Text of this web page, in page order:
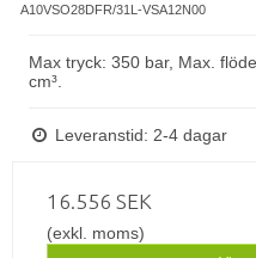
A10VSO28DFR/31L-VSA12N00
Max tryck: 350 bar, Max.
cm³.
Leveranstid: 2-4 dagar
16.556 SEK
(exkl. moms)